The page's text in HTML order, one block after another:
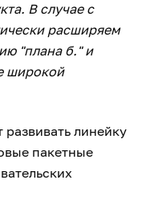
В случае с
расширяем
"плана б." и
широкой
линейку
пакетные